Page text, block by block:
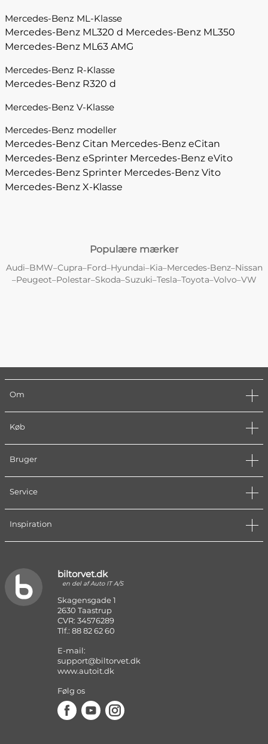
Mercedes-Benz ML-Klasse
Mercedes-Benz ML320 d Mercedes-Benz ML350
Mercedes-Benz ML63 AMG
Mercedes-Benz R-Klasse
Mercedes-Benz R320 d
Mercedes-Benz V-Klasse
Mercedes-Benz modeller
Mercedes-Benz Citan Mercedes-Benz eCitan
Mercedes-Benz eSprinter Mercedes-Benz eVito
Mercedes-Benz Sprinter Mercedes-Benz Vito
Mercedes-Benz X-Klasse
Populære mærker
Audi–BMW–Cupra–Ford–Hyundai–Kia–Mercedes-Benz–Nissan
–Peugeot–Polestar–Skoda–Suzuki–Tesla–Toyota–Volvo–VW
Om
Køb
Bruger
Service
Inspiration
biltorvet.dk
en del af Auto IT A/S
Skagensgade 1
2630 Taastrup
CVR: 34576289
Tlf.: 88 82 62 60
E-mail:
support@biltorvet.dk
www.autoit.dk
Følg os